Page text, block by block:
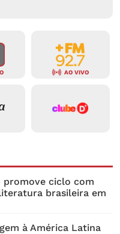
AO VIVO
promove ciclo com
brasileira em
à América Latina